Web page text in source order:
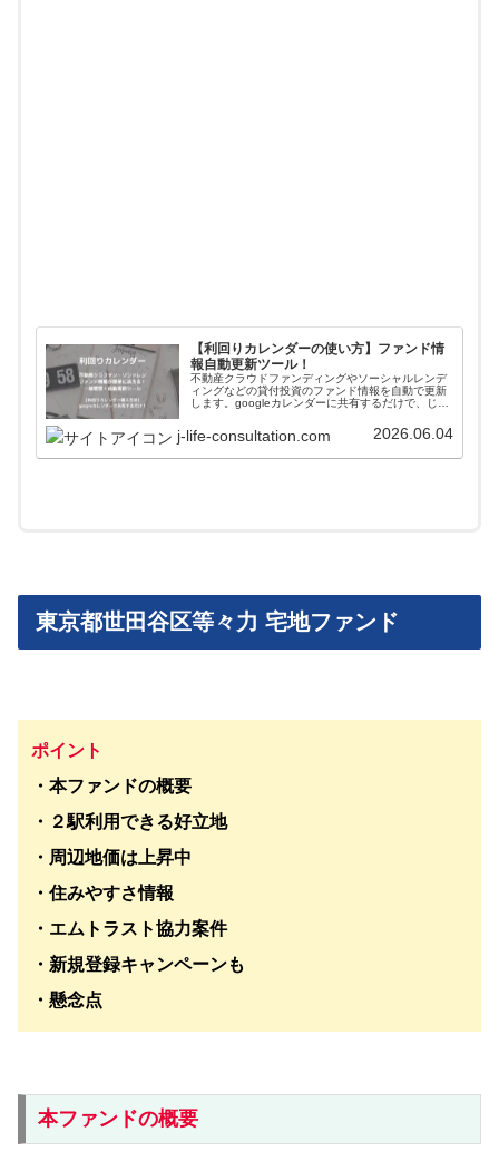
【利回りカレンダーの使い方】ファンド情
報自動更新ツール！
不動産クラウドファンディングやソーシャルレンデ
ィングなどの貸付投資のファンド情報を自動で更新
します。googleカレンダーに共有するだけで、じぇ
自動更新されます。使い方や導入方法を解説してい
ます。
j-life-consultation.com 2026.06.04
東京都世田谷区等々力 宅地ファンド
ポイント
・本ファンドの概要
・２駅利用できる好立地
・周辺地価は上昇中
・住みやすさ情報
・エムトラスト協力案件
・新規登録キャンペーンも
・懸念点
本ファンドの概要